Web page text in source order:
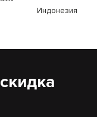
Индонезия